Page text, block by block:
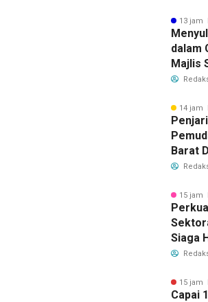
13 jam
dalam
Majlis
14 jam
Barat
15 jam
Siaga
15 jam
Capai